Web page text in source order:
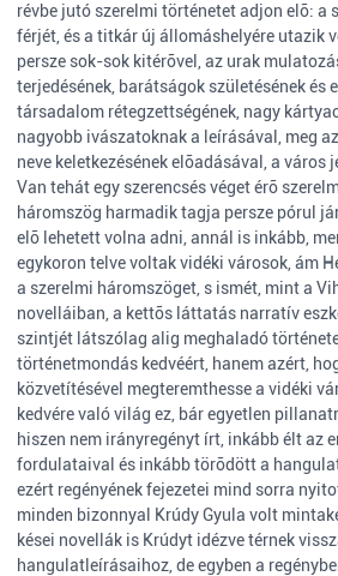
révbe jutó szerelmi történetet adjon elõ: a
férjét, és a titkár új állomáshelyére utazik
persze sok-sok kitérõvel, az urak
terjedésének, barátságok születésének és
társadalom rétegzettségének, nagy
nagyobb ivászatoknak a leírásával, meg
neve keletkezésének elõadásával, a város
Van tehát egy szerencsés véget érõ
háromszög harmadik tagja persze pórul
elõ lehetett volna adni, annál is inkább,
egykoron telve voltak vidéki városok, ám
a szerelmi háromszöget, s ismét, mint a
novelláiban, a kettõs láttatás narratív
szintjét látszólag alig meghaladó
történetmondás kedvéért, hanem azért,
közvetítésével megteremthesse a vidéki
kedvére való világ ez, bár egyetlen
hiszen nem irányregényt írt, inkább élt az
fordulataival és inkább törõdött a
ezért regényének fejezetei mind sorra
minden bizonnyal Krúdy Gyula volt
kései novellák is Krúdyt idézve térnek
hangulatleírásaihoz, de egyben a